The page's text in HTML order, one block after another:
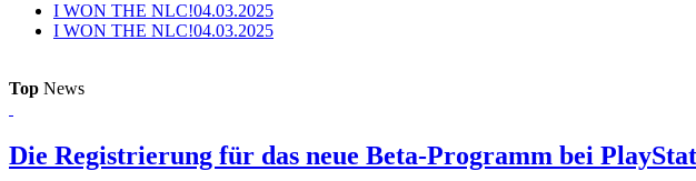
I WON THE NLC!04.03.2025
I WON THE NLC!04.03.2025
Top News
Die Registrierung für das neue Beta-Programm bei